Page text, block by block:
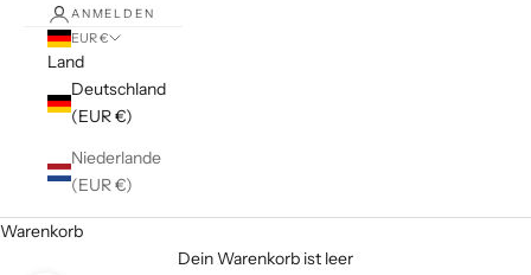
ANMELDEN
EUR €
Land
Deutschland
(EUR €)
Niederlande
(EUR €)
Warenkorb
Dein Warenkorb ist leer